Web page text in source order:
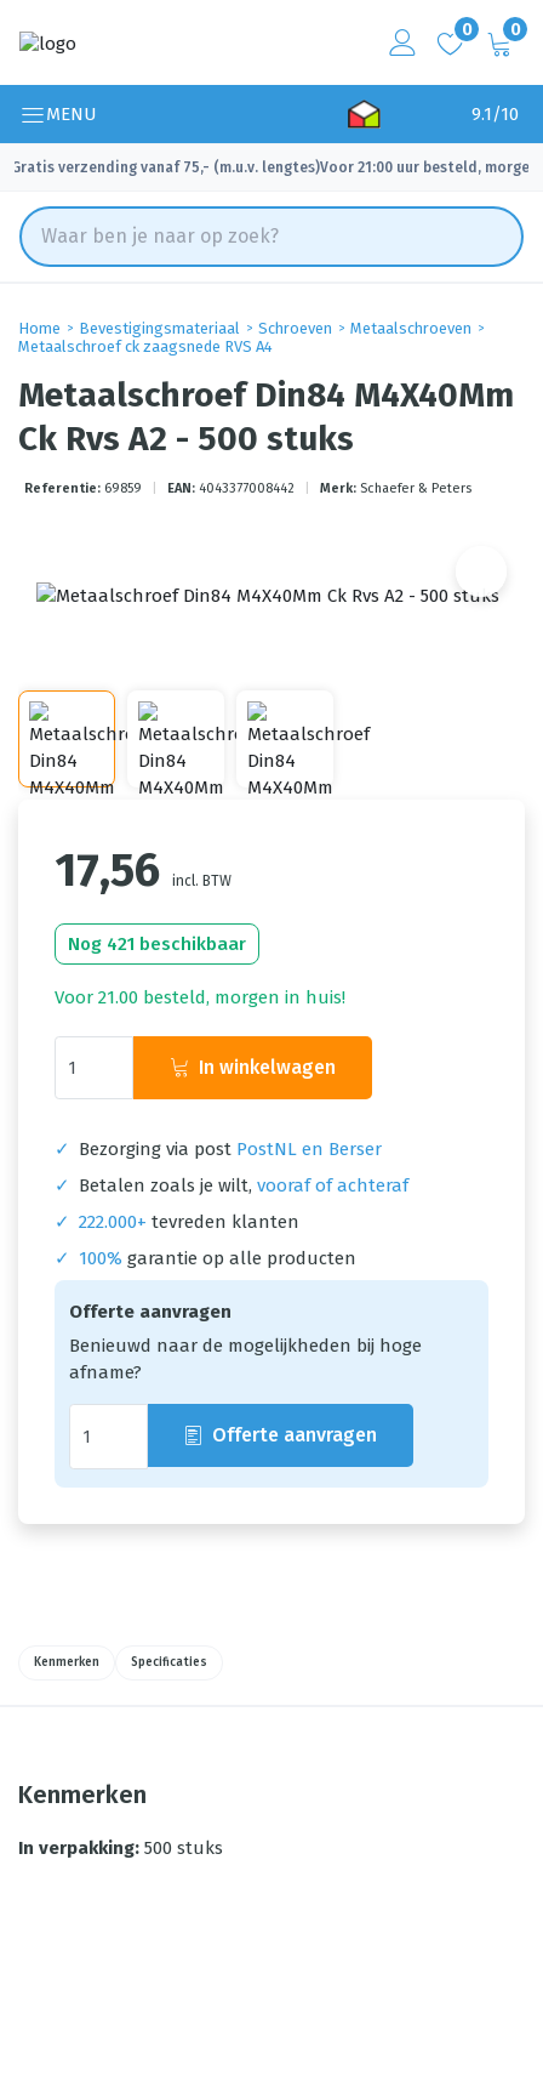
0 0
MENU 9.1/10
Gratis verzending vanaf 75,- (m.u.v. lengtes)
✓ Voor 21:00 uur besteld, morgen
Home Bevestigingsmateriaal Schroeven
Metaalschroeven
Metaalschroef ck zaagsnede RVS A4
Metaalschroef Din84 M4X40Mm
Ck Rvs A2 - 500 stuks
Referentie: 69859 EAN: 4043377008442 Merk: Schaefer & Peters
17,56 incl. BTW
Nog 421 beschikbaar
Voor 21.00 besteld, morgen in huis!
In winkelwagen
✓ Bezorging via post PostNL en Berser
✓
Betalen zoals je wilt, vooraf of achteraf
✓ 222.000+ tevreden klanten
✓
100% garantie op alle producten
Offerte aanvragen
Benieuwd naar de mogelijkheden bij hoge
afname?
Offerte aanvragen
Kenmerken Specificaties
Kenmerken
In verpakking: 500 stuks